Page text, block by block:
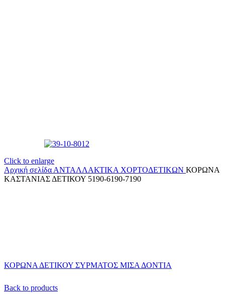
Click to enlarge
Αρχική σελίδα ΑΝΤΑΛΛΑΚΤΙΚΑ ΧΟΡΤΟΔΕΤΙΚΩΝ ΚΟΡΩΝΑ
ΚΑΣΤΑΝΙΑΣ ΔΕΤΙΚΟΥ 5190-6190-7190
ΚΟΡΩΝΑ ΔΕΤΙΚΟΥ ΣΥΡΜΑΤΟΣ ΜΙΣΑ ΔΟΝΤΙΑ
Back to products